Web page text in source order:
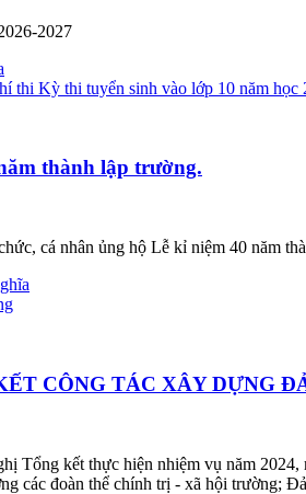
2027
thi Kỳ thi tuyển sinh vào lớp 10 năm học
thành lập trường.
cá nhân ủng hộ Lễ kỉ niệm 40 năm
CÔNG TÁC XÂY DỰNG
kết thực hiện nhiệm vụ năm
các đoàn thể chính trị - xã hội trường;